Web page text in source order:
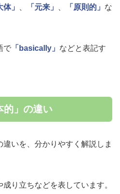
体」 「元来」 「原則的」 な
で 「basically」 などと表記す
的」の違い
違いを、分かりやすく解説しま
り立ちなどを表しています。